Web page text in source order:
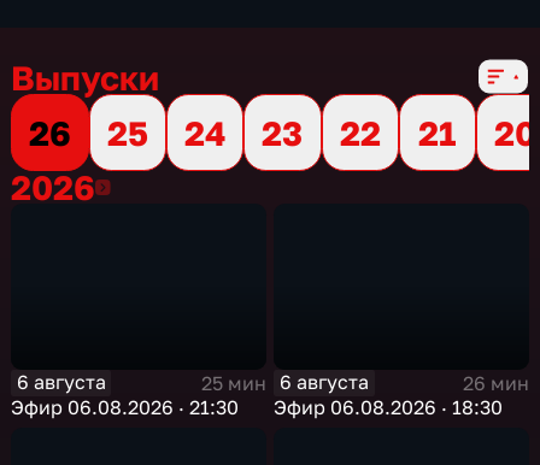
Выпуски
26
25 24 23 22 21
20
20262026
6 августа
25 мин
Эфир 06.08.2026 · 21:30
6 августа
26 мин
Эфир 06.08.2026 · 18:30